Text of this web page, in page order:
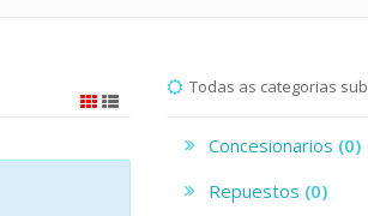
Todas as categorias sub
Concesionarios
(0)
Repuestos
(0)